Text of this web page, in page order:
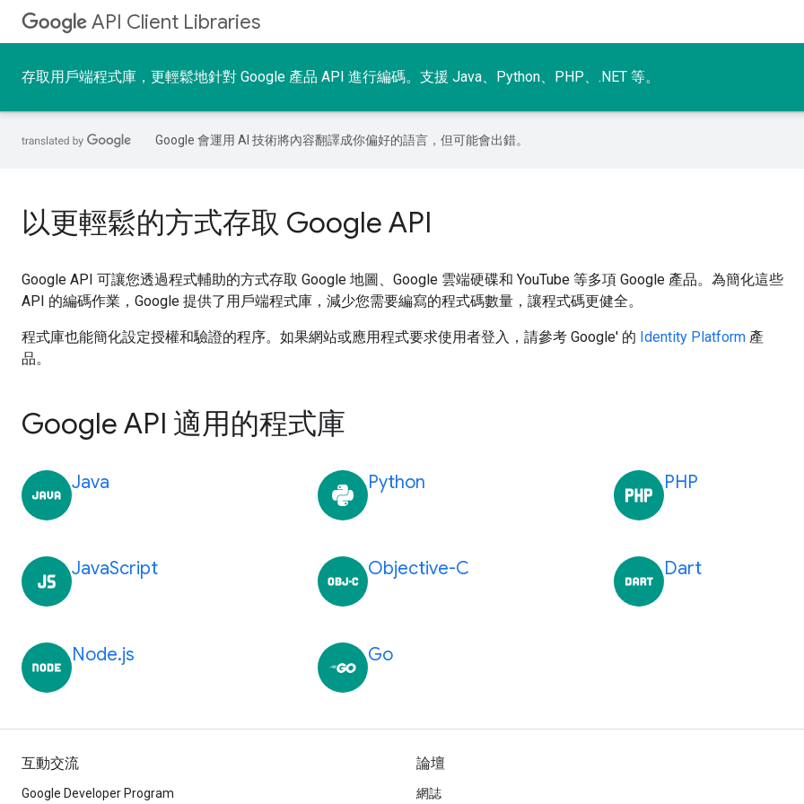
API Client Libraries
存取用戶端程式庫，更輕鬆地針對 Google 產品 API 進行編碼。支援 Java、Python、PHP、.NET 等。
Google 會運用 AI 技術將內容翻譯成你偏好的語言，但可能會出錯。
以更輕鬆的方式存取 Google API
Google API 可讓您透過程式輔助的方式存取 Google 地圖、Google 雲端硬碟和 YouTube 等多項 Google 產品。為簡化這些
API 的編碼作業，Google 提供了用戶端程式庫，減少您需要編寫的程式碼數量，讓程式碼更健全。
程式庫也能簡化設定授權和驗證的程序。如果網站或應用程式要求使用者登入，請參考 Google' 的 Identity Platform 產
品。
Google API 適用的程式庫
Java Python PHP
JavaScript Objective-C Dart
Node.js Go
互動交流
Google Developer Program
論壇
網誌